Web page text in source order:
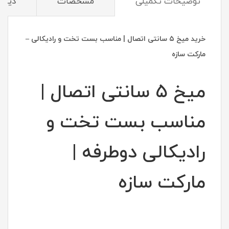
خرید میخ ۵ سانتی اتصال | مناسب بست تخت و رادیکالی –
مارکت سازه
میخ ۵ سانتی اتصال |
مناسب بست تخت و
رادیکالی دوطرفه |
مارکت سازه